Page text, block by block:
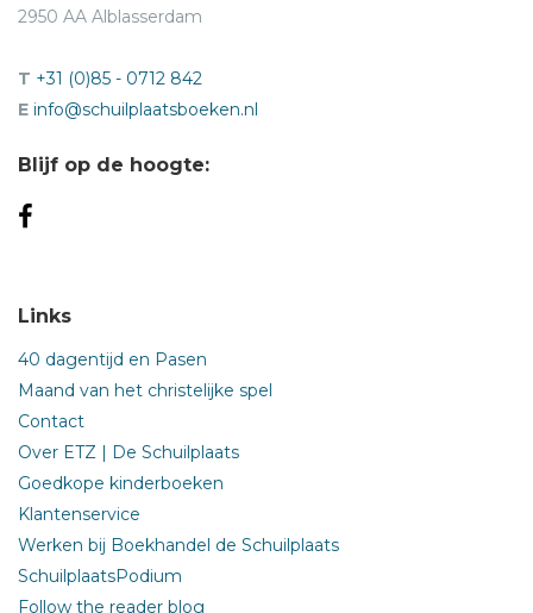
2950 AA Alblasserdam
T +31 (0)85 - 0712 842
E info@schuilplaatsboeken.nl
Blijf op de hoogte:
Links
40 dagentijd en Pasen
Maand van het christelijke spel
Contact
Over ETZ | De Schuilplaats
Goedkope kinderboeken
Klantenservice
Werken bij Boekhandel de Schuilplaats
SchuilplaatsPodium
Follow the reader blog